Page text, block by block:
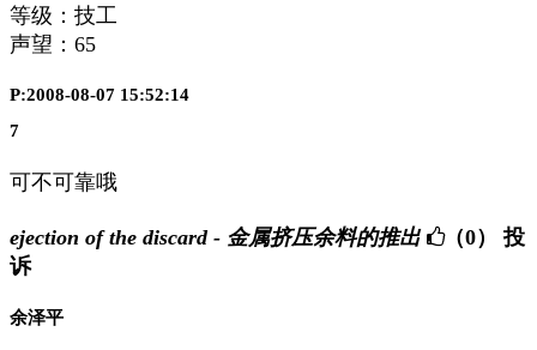
等级：技工
声望： 65
P:2008-08-07 15:52:14
7
可不可靠哦
ejection of the discard - 金属挤压余料的推出 （0）
投
诉
余泽平